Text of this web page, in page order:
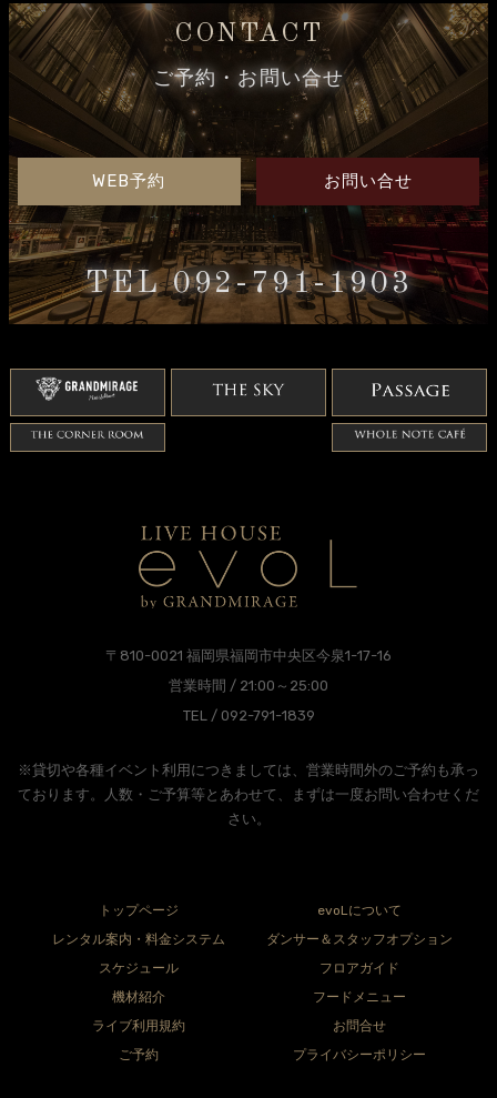
CONTACT
ご予約・お問い合せ
WEB予約 お問い合せ
TEL 092-791-1903
〒810-0021 福岡県福岡市中央区今泉1-17-16
営業時間 / 21:00～25:00
TEL / 092-791-1839
※貸切や各種イベント利用につきましては、営業時間外のご予約も承っ
ております。人数・ご予算等とあわせて、まずは一度お問い合わせくだ
さい。
トップページ
evoLについて
レンタル案内・料金システム
ダンサー＆スタッフオプション
スケジュール
フロアガイド
機材紹介
フードメニュー
ライブ利用規約
お問合せ
ご予約
プライバシーポリシー